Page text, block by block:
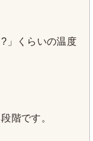
」くらいの温度
階です。